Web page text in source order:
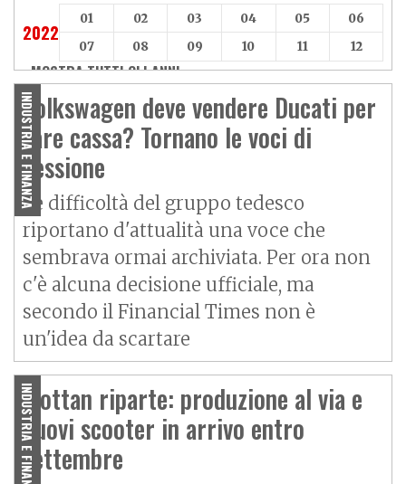
2022
01 02 03 04 05
06
07
08 09 10 11 12
MOSTRA TUTTI GLI ANNI »
INDUSTRIA E FINANZA
Volkswagen deve vendere Ducati per
fare cassa? Tornano le voci di
cessione
Le difficoltà del gruppo tedesco
riportano d'attualità una voce che
sembrava ormai archiviata. Per ora non
c'è alcuna decisione ufficiale, ma
secondo il Financial Times non è
un'idea da scartare
INDUSTRIA E FINANZA
Wottan riparte: produzione al via e
nuovi scooter in arrivo entro
settembre